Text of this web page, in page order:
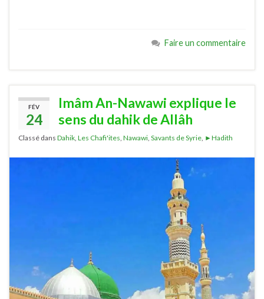
Faire un commentaire
FÉV
24
Imâm An-Nawawi explique le
sens du dahik de Allâh
Classé dans Dahik Les Chafi'ites Nawawi Savants de Syrie ►Hadith